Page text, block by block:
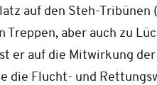
auf den Steh-
aber auch zu
er auf die Mitwirkung
die Flucht- und